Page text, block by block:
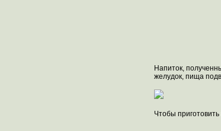
Напиток,
желудок, пища
Чтобы